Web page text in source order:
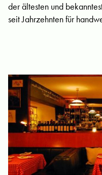
der ältesten und
seit Jahrzehnten für